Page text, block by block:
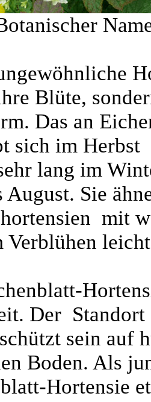
Blüte,
Das an
sich im Herbst
lang im
Sie
mit
Verblühen
Der
sein auf
Boden. Als
Hortensie